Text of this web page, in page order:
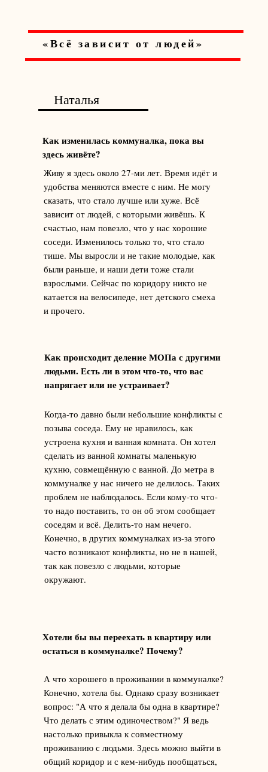
Наталья
Как изменилась коммуналка, пока вы
здесь живёте?
Живу я здесь около 27-ми лет. Время идёт и
удобства меняются вместе с ним. Не могу
сказать, что стало лучше или хуже. Всё
зависит от людей, с которыми живёшь. К
счастью, нам повезло, что у нас хорошие
соседи. Изменилось только то, что стало
тише. Мы выросли и не такие молодые, как
были раньше, и наши дети тоже стали
взрослыми. Сейчас по коридору никто не
катается на велосипеде, нет детского смеха
и прочего.
Как происходит деление МОПа с другими
людьми. Есть ли в этом что-то, что вас
напрягает или не устраивает?
Когда-то давно были небольшие конфликты с
позыва соседа. Ему не нравилось, как
устроена кухня и ванная комната. Он хотел
сделать из ванной комнаты маленькую
кухню, совмещённую с ванной. До метра в
коммуналке у нас ничего не делилось. Таких
проблем не наблюдалось. Если кому-то что-
то надо поставить, то он об этом сообщает
соседям и всё. Делить-то нам нечего.
Конечно, в других коммуналках из-за этого
часто возникают конфликты, но не в нашей,
так как повезло с людьми, которые
окружают.
Хотели бы вы переехать в квартиру или
остаться в коммуналке? Почему?
А что хорошего в проживании в коммуналке?
Конечно, хотела бы. Однако сразу возникает
вопрос: "А что я делала бы одна в квартире?
Что делать с этим одиночеством?" Я ведь
настолько привыкла к совместному
проживанию с людьми. Здесь можно выйти в
общий коридор и с кем-нибудь пообщаться,
«Всё зависит от людей»